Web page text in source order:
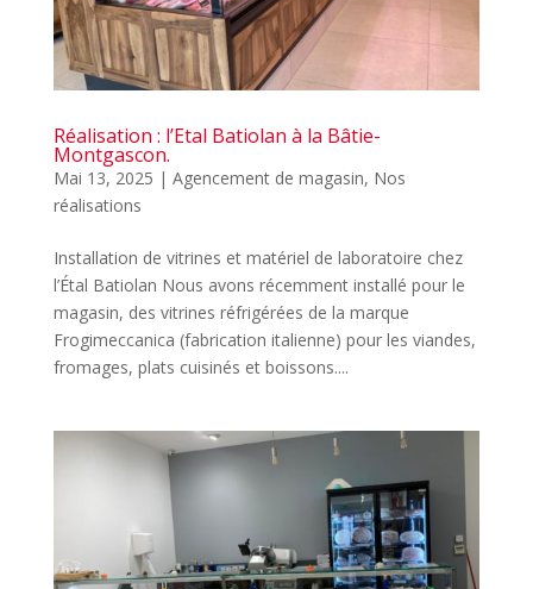
Réalisation : l’Etal Batiolan à la Bâtie-
Montgascon.
Mai 13, 2025 | Agencement de magasin, Nos
réalisations
Installation de vitrines et matériel de laboratoire chez
l’Étal Batiolan Nous avons récemment installé pour le
magasin, des vitrines réfrigérées de la marque
Frogimeccanica (fabrication italienne) pour les viandes,
fromages, plats cuisinés et boissons....